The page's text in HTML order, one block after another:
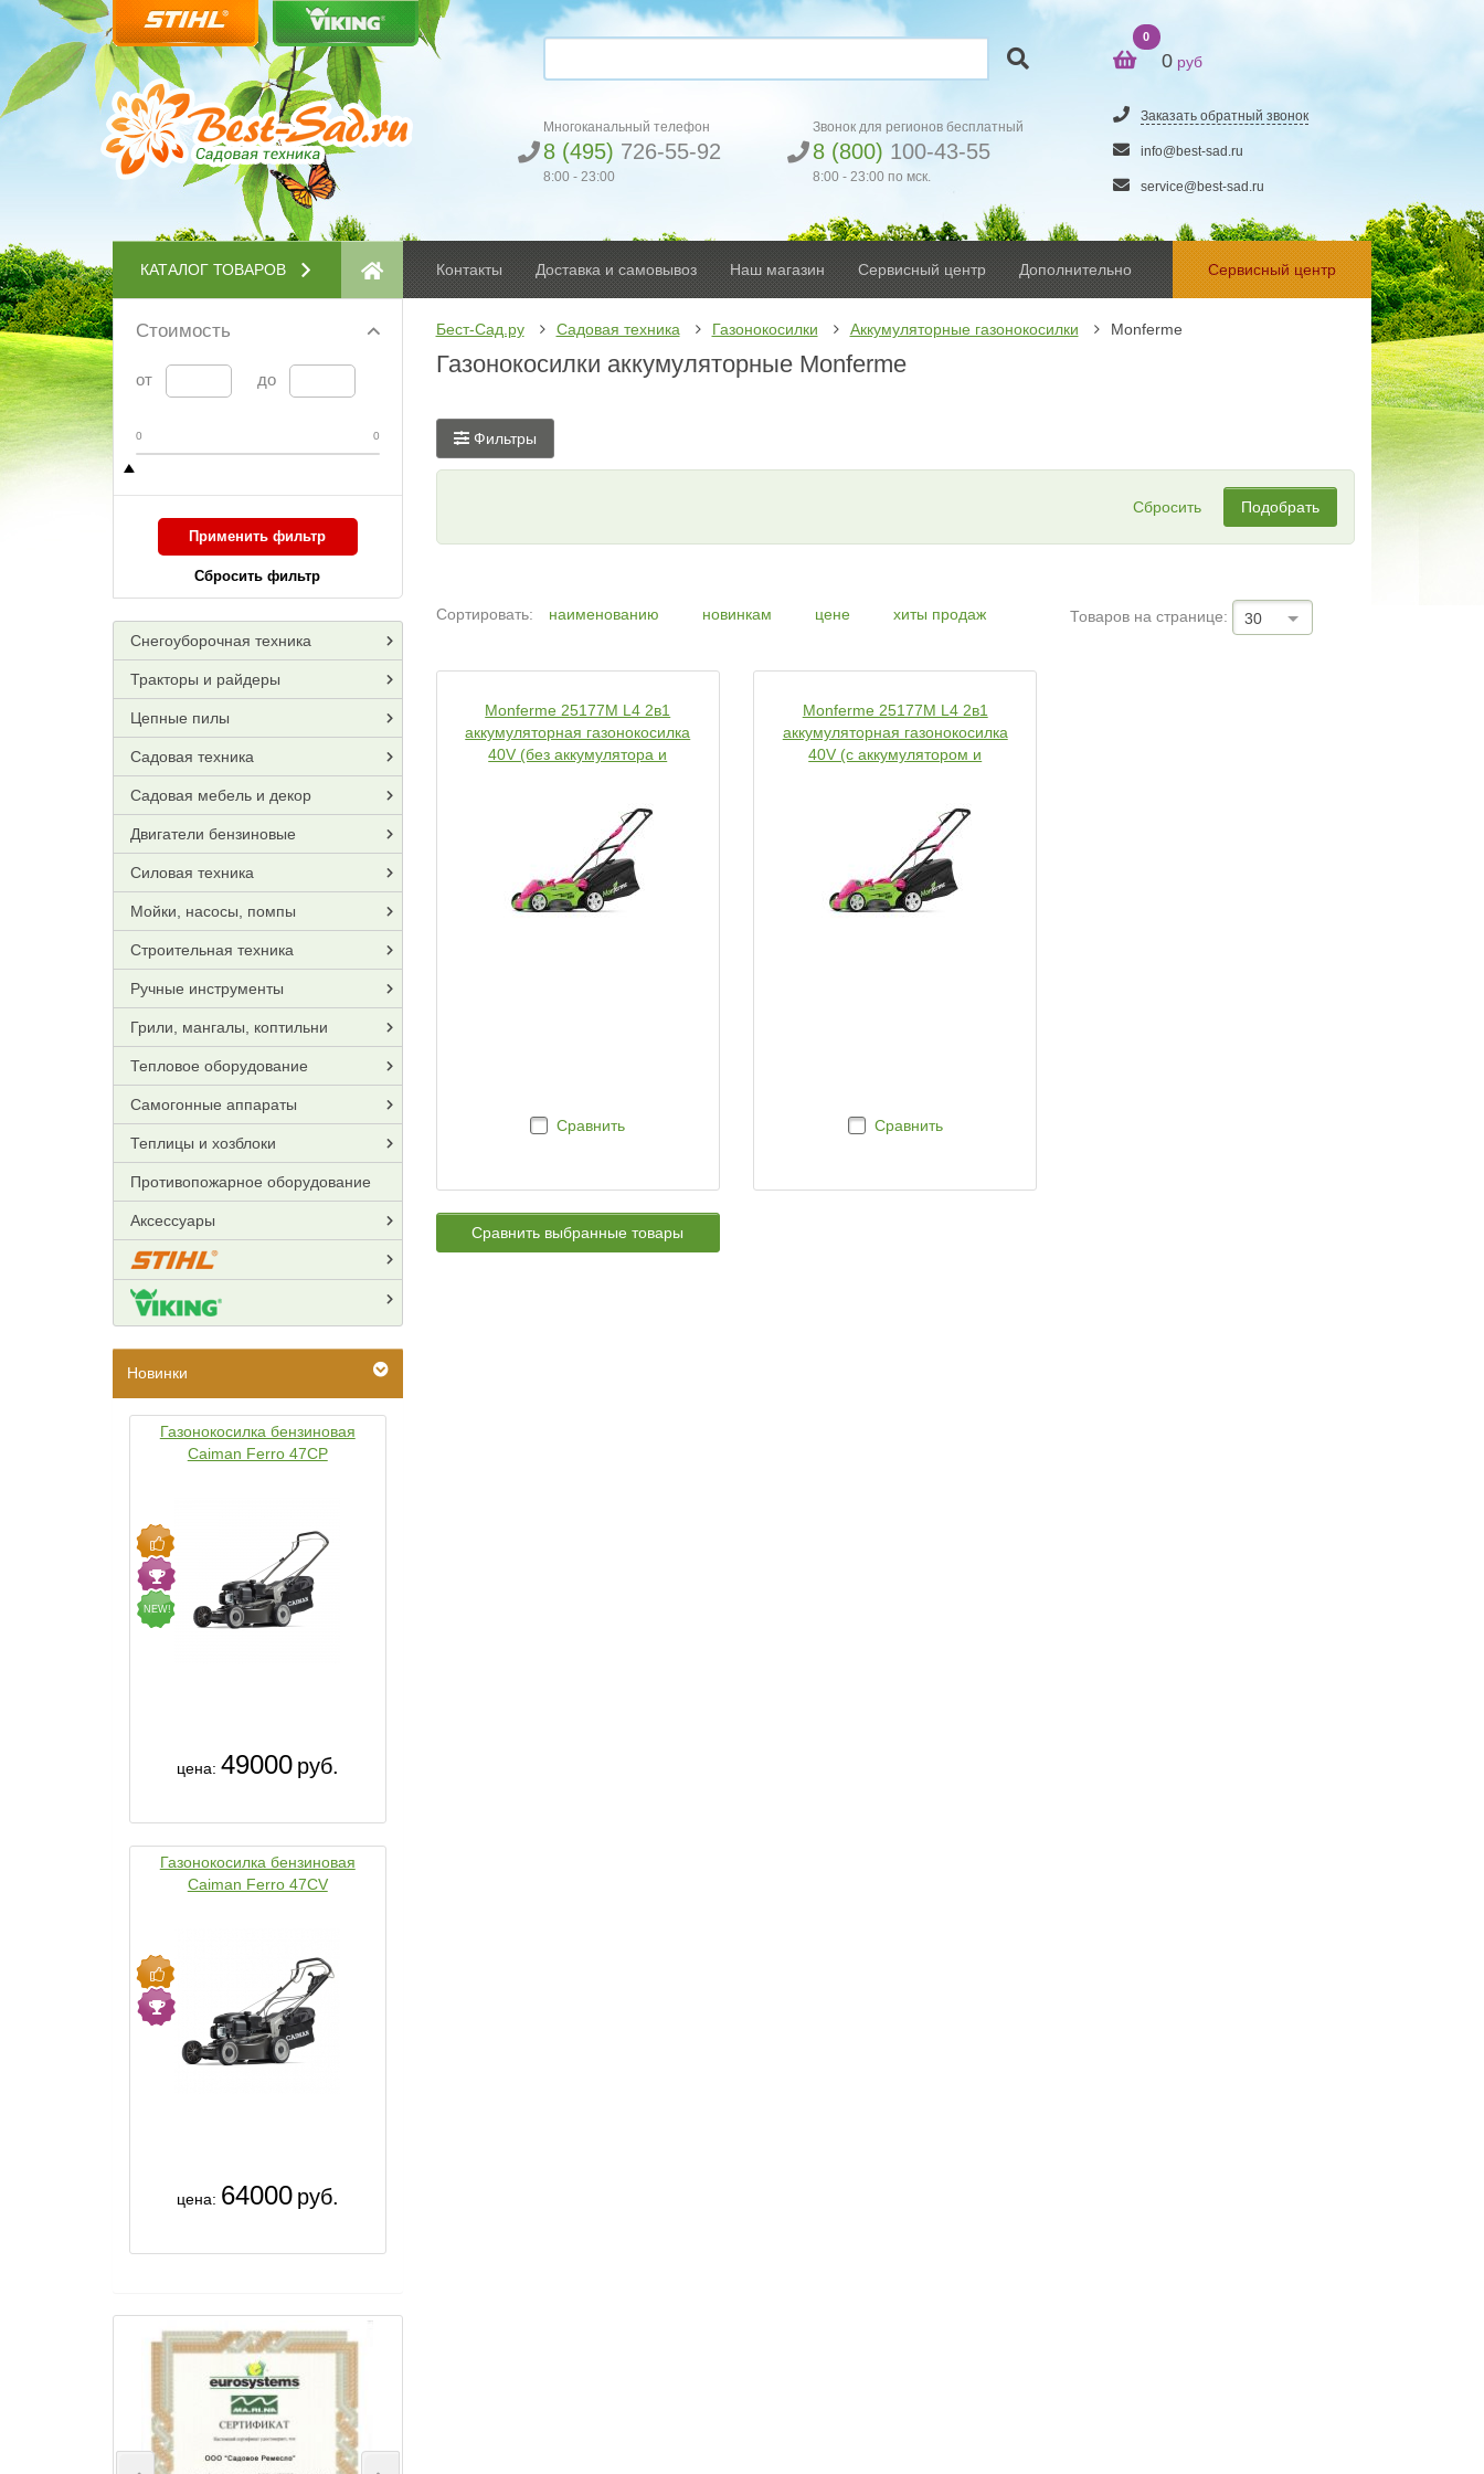
Многоканальный телефон
8 (495) 726-55-92
8:00 - 23:00
Звонок для регионов бесплатный
8 (800) 100-43-55
8:00 - 23:00 по мск.
0
0 руб
Заказать обратный звонок
info@best-sad.ru
service@best-sad.ru
КАТАЛОГ ТОВАРОВ Контакты Доставка и самовывоз Наш магазин Сервисный центр Дополнительно Сервисный центр
Стоимость
от до
0 0
Применить фильтр
Сбросить фильтр
Снегоуборочная техника
Тракторы и райдеры
Цепные пилы
Садовая техника
Садовая мебель и декор
Двигатели бензиновые
Силовая техника
Мойки, насосы, помпы
Строительная техника
Ручные инструменты
Грили, мангалы, коптильни
Тепловое оборудование
Самогонные аппараты
Теплицы и хозблоки
Противопожарное оборудование
Аксессуары
Новинки
Газонокосилка бензиновая
Caiman Ferro 47CP
NEW!
цена: 49000 руб.
Газонокосилка бензиновая
Caiman Ferro 47CV
цена: 64000 руб.
Бест-Сад.ру Садовая техника Газонокосилки Аккумуляторные газонокосилки Monferme
Газонокосилки аккумуляторные Monferme
Фильтры
Сбросить Подобрать
Сортировать: наименованию новинкам цене хиты продаж Товаров на странице: 30
Monferme 25177M L4 2в1
аккумуляторная газонокосилка
40V (без аккумулятора и
Сравнить
Monferme 25177M L4 2в1
аккумуляторная газонокосилка
40V (с аккумулятором и
Сравнить
Сравнить выбранные товары